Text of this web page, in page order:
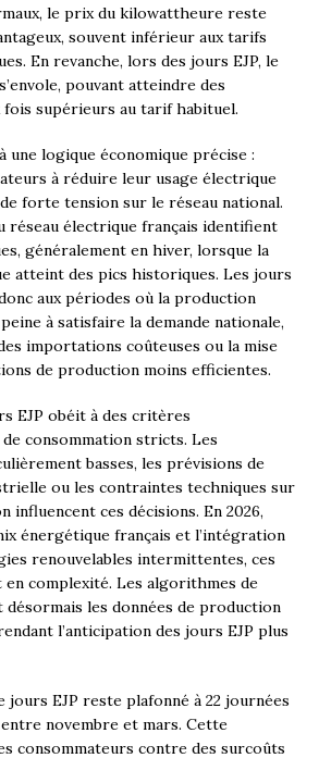
le prix du kilowattheure reste
souvent inférieur aux tarifs
En revanche, lors des jours EJP, le
pouvant atteindre des
fois supérieurs au tarif habituel.
une logique économique précise :
à réduire leur usage électrique
forte tension sur le réseau national.
réseau électrique français identifient
généralement en hiver, lorsque la
atteint des pics historiques. Les jours
aux périodes où la production
à satisfaire la demande nationale,
importations coûteuses ou la mise
de production moins efficientes.
EJP obéit à des critères
consommation stricts. Les
basses, les prévisions de
ou les contraintes techniques sur
influencent ces décisions. En 2026,
énergétique français et l’intégration
renouvelables intermittentes, ces
complexité. Les algorithmes de
les données de production
l’anticipation des jours EJP plus
jours EJP reste plafonné à 22 journées
novembre et mars. Cette
consommateurs contre des surcoûts